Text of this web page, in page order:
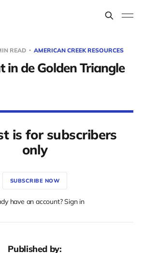
READ AMERICAN CREEK RESOURCES
in de Golden Triangle
is for subscribers
only
SUBSCRIBE NOW
have an account? Sign in
Published by: